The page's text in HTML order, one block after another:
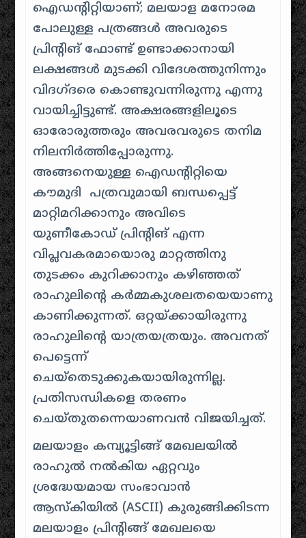
ഐഡന്റിറ്റിയാണ്; മലയാള മനോരമ
പോലുള്ള പത്രങ്ങൾ അവരുടെ
പ്രിന്റിങ് ഫോണ്ട് ഉണ്ടാക്കാനായി
ലക്ഷങ്ങൾ മുടക്കി വിദേശത്തുനിന്നും
വിദഗ്ദരെ കൊണ്ടുവന്നിരുന്നു എന്നു
വായിച്ചിട്ടുണ്ട്. അക്ഷരങ്ങളിലൂടെ
ഓരോരുത്തരും അവരവരുടെ തനിമ
നിലനിർത്തിപ്പോരുന്നു.
അങ്ങനെയുള്ള ഐഡന്റിറ്റിയെ
കൗമുദി പത്രവുമായി ബന്ധപ്പെട്ട്
മാറ്റിമറിക്കാനും അവിടെ
യുണീകോഡ് പ്രിന്റിങ് എന്ന
വിപ്ലവകരമായൊരു മാറ്റത്തിനു
തുടക്കം കുറിക്കാനും കഴിഞ്ഞത്
രാഹുലിന്റെ കർമ്മകുശലതയെയാണു
കാണിക്കുന്നത്. ഒറ്റയ്ക്കായിരുന്നു
രാഹുലിന്റെ യാത്രയത്രയും. അവനത്
പെട്ടെന്ന്
ചെയ്തെടുക്കുകയായിരുന്നില്ല.
പ്രതിസന്ധികളെ തരണം
ചെയ്തുതന്നെയാണവൻ വിജയിച്ചത്.
മലയാളം കമ്പ്യൂട്ടിങ്ങ് മേഖലയിൽ
രാഹുൽ നൽകിയ ഏറ്റവും
ശ്രദ്ധേയമായ സംഭാവാൻ
ആസ്കിയിൽ (ASCII) കുരുങ്ങിക്കിടന്ന
മലയാളം പ്രിന്റിങ്ങ് മേഖലയെ